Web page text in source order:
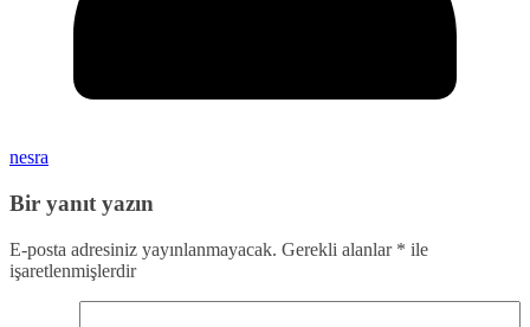
nesra
Bir yanıt yazın
E-posta adresiniz yayınlanmayacak. Gerekli alanlar * ile
işaretlenmişlerdir